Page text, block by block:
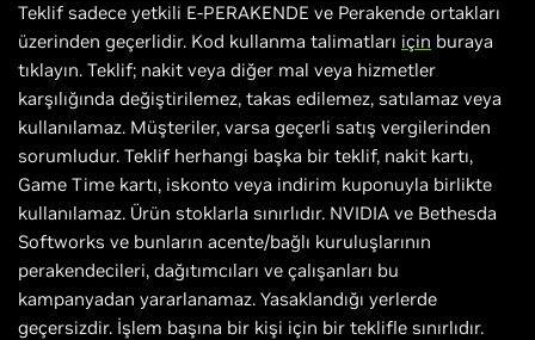
Teklif sadece yetkili E-PERAKENDE ve Perakende ortakları
üzerinden geçerlidir. Kod kullanma talimatları için buraya
tıklayın. Teklif; nakit veya diğer mal veya hizmetler
karşılığında değiştirilemez, takas edilemez, satılamaz veya
kullanılamaz. Müşteriler, varsa geçerli satış vergilerinden
sorumludur. Teklif herhangi başka bir teklif, nakit kartı,
Game Time kartı, iskonto veya indirim kuponuyla birlikte
kullanılamaz. Ürün stoklarla sınırlıdır. NVIDIA ve Bethesda
Softworks ve bunların acente/bağlı kuruluşlarının
perakendecileri, dağıtımcıları ve çalışanları bu
kampanyadan yararlanamaz. Yasaklandığı yerlerde
geçersizdir. İşlem başına bir kişi için bir teklifle sınırlıdır.